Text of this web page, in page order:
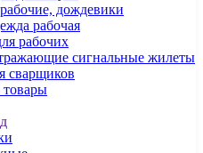
дождевики
рабочая
рабочих
сигнальные жилеты
сварщиков